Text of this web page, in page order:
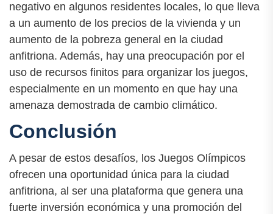
negativo en algunos residentes locales, lo que lleva
a un aumento de los precios de la vivienda y un
aumento de la pobreza general en la ciudad
anfitriona. Además, hay una preocupación por el
uso de recursos finitos para organizar los juegos,
especialmente en un momento en que hay una
amenaza demostrada de cambio climático.
Conclusión
A pesar de estos desafíos, los Juegos Olímpicos
ofrecen una oportunidad única para la ciudad
anfitriona, al ser una plataforma que genera una
fuerte inversión económica y una promoción del